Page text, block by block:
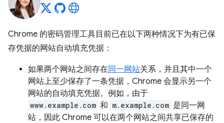
Chrome 的密码管理工具目前已在以下两种情况下为有已保
存凭据的网站自动填充凭据：
如果两个网站之间存在同一网站关系，并且其中一个
网站上至少保存了一条凭据，Chrome 会显示另一个
网站的自动填充凭据。例如，由于
www.example.com 和 m.example.com 是同一网
站，因此 Chrome 可以在两个网站之间共享已保存的